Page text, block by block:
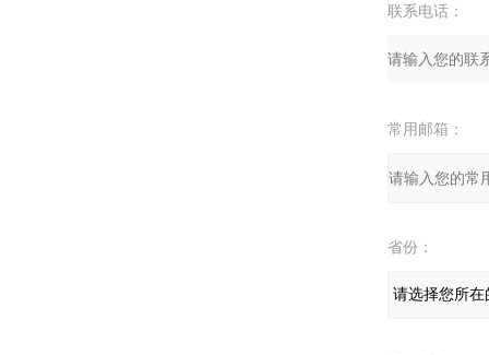
联系电话：
常用邮箱：
省份：